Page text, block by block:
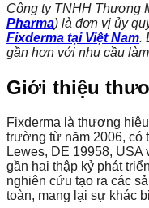
Công ty TNHH Thương
Pharma) là đơn vị ủy
Fixderma tại Việt Nam.
gần hơn với nhu cầu
Giới thiệu
Fixderma là thương
trường từ năm 2006, có
Lewes, DE 19958,
gần hai thập kỷ phát
nghiên cứu tạo ra các
toàn, mang lại sự khác